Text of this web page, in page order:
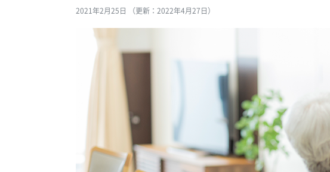
2021年2月25日 （更新：2022年4月27日）